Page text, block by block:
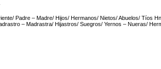
Padre – Madre/ Hijos/ Hermanos/ Nietos/ Abuelos/ Tíos
– Madrastra/ Hijastros/ Suegros/ Yernos – Nueras/